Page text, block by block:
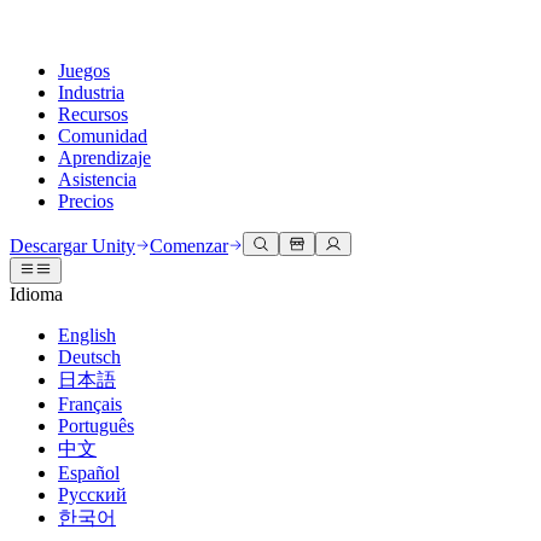
Juegos
Industria
Recursos
Comunidad
Aprendizaje
Asistencia
Precios
Motor de Unity
Crea juegos 2D y 3D para cualquier plataforma
Colaboración
Colabora e itera rápidamente con tu equipo
Descargar Unity
Planes y precios
Implementar
Multiplataforma
Colaboración 3D
Construye y revisa proyectos 3D en tiempo real
Capacitación envolvente
Capacitación en entornos envolventes
Experiencias del cliente
Crea experiencias interactivas en 3D
Industrias
Fabricación
Documentación
Herramientas para desarrolladores
Versiones de lanzamiento y rastreador de problemas
Hoja de ruta
Revisar características próximas
Glosario
Discusiones
Eventos
Eventos globales y locales
Historias de la comunidad
Hecho con Unity
Presentando a los creadores de Unity
Unity Learn
Domina las habilidades de Unity de forma gratuita
Capacitación profesional
Mejora tu equipo con entrenadores de Unity
¿No tienes experiencia con Unity?
Primeros pasos
Pon en marcha tu aprendizaje
Rutas esenciales de Unity
Obtener ayuda
Ayudándote a tener éxito con Unity
Planes de éxito
Alcanza tus metas más rápido con soporte experto
PREGUNTAS FRECUENTES
Respuestas a preguntas comunes
Contáctanos
Conéctate con nuestro equipo
Descargar Unity Comenzar
Idioma
English
Deutsch
日本語
Français
Português
中文
Español
Русский
한국어